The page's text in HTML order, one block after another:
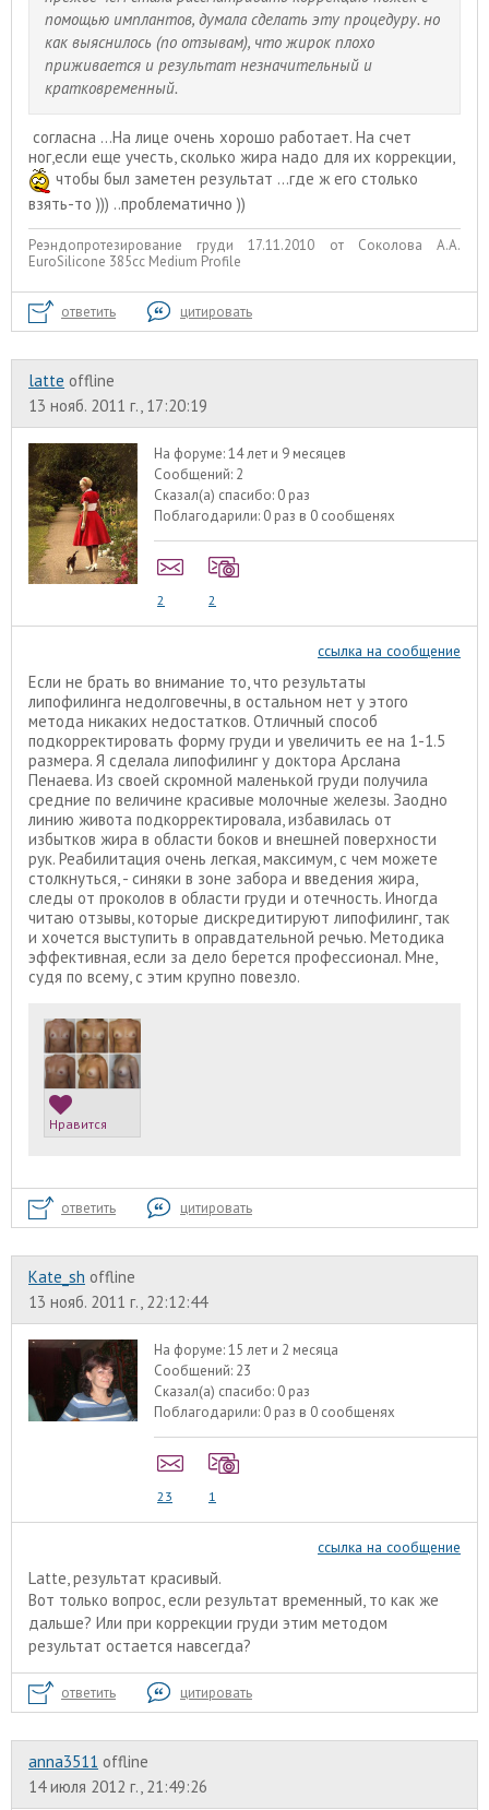
помощью имплантов, думала сделать эту процедуру. но
как выяснилось (по отзывам), что жирок плохо
приживается и результат незначительный и
кратковременный.
согласна ...На лице очень хорошо работает. На счет
ног,если еще учесть, сколько жира надо для их коррекции,
чтобы был заметен результат ...где ж его столько
взять-то ))) ..проблематично ))
Реэндопротезирование груди 17.11.2010 от Соколова А.А.
EuroSilicone 385сс Medium Profile
ответить цитировать
latte offline
13 нояб. 2011 г., 17:20:19
На форуме:14 лет и 9 месяцев
Сообщений: 2
Сказал(а) спасибо: 0 раз
Поблагодарили: 0 раз в 0 сообщенях
2 2
ссылка на сообщение
Если не брать во внимание то, что результаты
липофилинга недолговечны, в остальном нет у этого
метода никаких недостатков. Отличный способ
подкорректировать форму груди и увеличить ее на 1-1.5
размера. Я сделала липофилинг у доктора Арслана
Пенаева. Из своей скромной маленькой груди получила
средние по величине красивые молочные железы. Заодно
линию живота подкорректировала, избавилась от
избытков жира в области боков и внешней поверхности
рук. Реабилитация очень легкая, максимум, с чем можете
столкнуться, - синяки в зоне забора и введения жира,
следы от проколов в области груди и отечность. Иногда
читаю отзывы, которые дискредитируют липофилинг, так
и хочется выступить в оправдательной речью. Методика
эффективная, если за дело берется профессионал. Мне,
судя по всему, с этим крупно повезло.
Нравится
ответить цитировать
Kate_sh offline
13 нояб. 2011 г., 22:12:44
На форуме:15 лет и 2 месяца
Сообщений: 23
Сказал(а) спасибо: 0 раз
Поблагодарили: 0 раз в 0 сообщенях
23 1
ссылка на сообщение
Latte, результат красивый.
Вот только вопрос, если результат временный, то как же
дальше? Или при коррекции груди этим методом
результат остается навсегда?
ответить цитировать
anna3511 offline
14 июля 2012 г., 21:49:26